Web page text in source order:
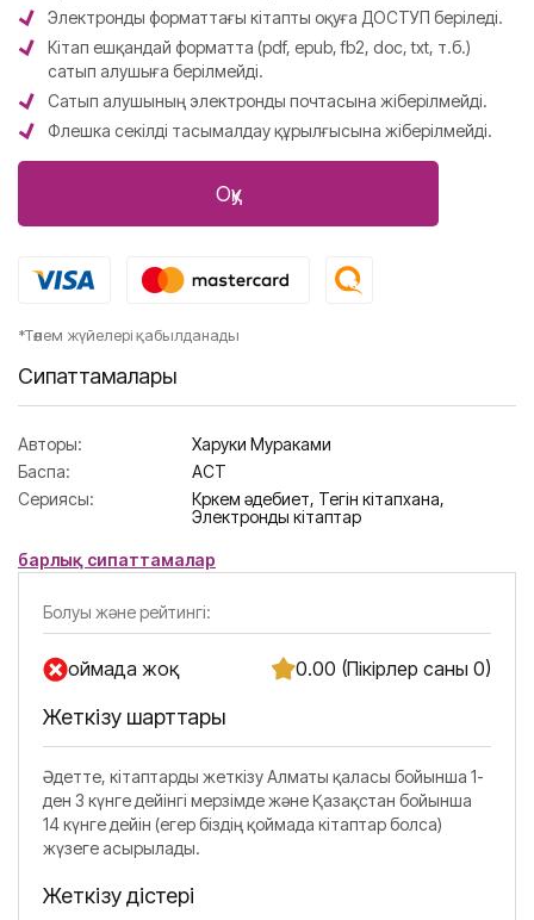
Электронды форматтағы кітапты оқуға ДОСТУП беріледі.
Кітап ешқандай форматта (pdf, epub, fb2, doc, txt, т.б.)
сатып алушыға берілмейді.
Сатып алушының электронды почтасына жіберілмейді.
Флешка секілді тасымалдау құрылғысына жіберілмейді.
Оқу
*Төлем жүйелері қабылданады
Сипаттамалары
Авторы:
Харуки Мураками
Баспа:
АСТ
Сериясы:
Көркем әдебиет, Тегін кітапхана,
Электронды кітаптар
барлық сипаттамалар
Болуы және рейтингі:
Қоймада жоқ 0.00 (Пікірлер саны 0)
Жеткізу шарттары
Әдетте, кітаптарды жеткізу Алматы қаласы бойынша 1-
ден 3 күнге дейінгі мерзімде және Қазақстан бойынша
14 күнге дейін (егер біздің қоймада кітаптар болса)
жүзеге асырылады.
Жеткізу әдістері